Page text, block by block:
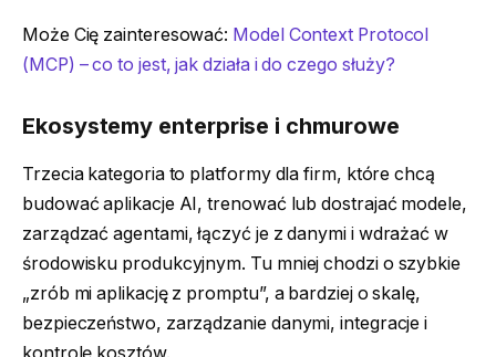
Może Cię zainteresować: Model Context Protocol
(MCP) – co to jest, jak działa i do czego służy?
Ekosystemy enterprise i chmurowe
Trzecia kategoria to platformy dla firm, które chcą
budować aplikacje AI, trenować lub dostrajać modele,
zarządzać agentami, łączyć je z danymi i wdrażać w
środowisku produkcyjnym. Tu mniej chodzi o szybkie
„zrób mi aplikację z promptu”, a bardziej o skalę,
bezpieczeństwo, zarządzanie danymi, integracje i
kontrolę kosztów.